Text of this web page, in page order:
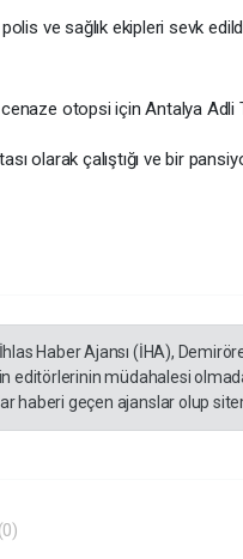
ve sağlık ekipleri sevk
otopsi için Antalya Adli
olarak çalıştığı ve bir
Haber Ajansı (İHA),
editörlerinin müdahalesi
haberi geçen ajanslar olup
(0)